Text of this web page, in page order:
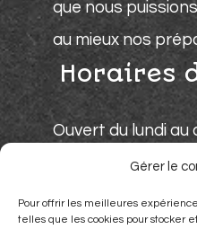
Gérer le
Pour offrir les meilleures
telles que les cookies pour stocker
que nous
au mieux nos
Horaires
Ouvert du lundi au
15h. Fermé le
Moyens